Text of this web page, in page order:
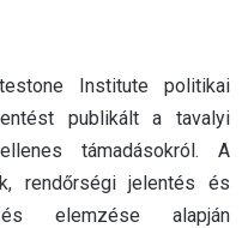
Institute politikai
publikált a tavalyi
támadásokról. A
rendőrségi jelentés és
elemzése alapján